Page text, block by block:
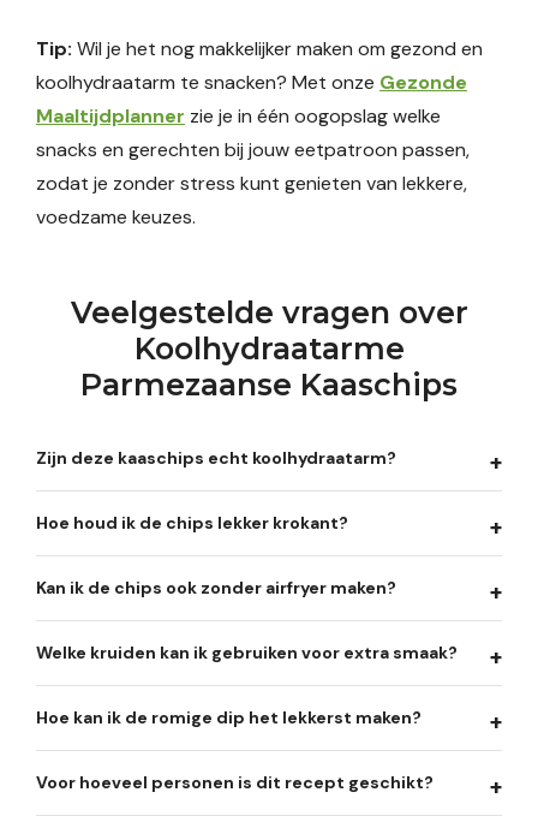
Tip: Wil je het nog makkelijker maken om gezond en
koolhydraatarm te snacken? Met onze Gezonde
Maaltijdplanner zie je in één oogopslag welke
snacks en gerechten bij jouw eetpatroon passen,
zodat je zonder stress kunt genieten van lekkere,
voedzame keuzes.
Veelgestelde vragen over
Koolhydraatarme
Parmezaanse Kaaschips
Zijn deze kaaschips echt koolhydraatarm?
Hoe houd ik de chips lekker krokant?
Kan ik de chips ook zonder airfryer maken?
Welke kruiden kan ik gebruiken voor extra smaak?
Hoe kan ik de romige dip het lekkerst maken?
Voor hoeveel personen is dit recept geschikt?